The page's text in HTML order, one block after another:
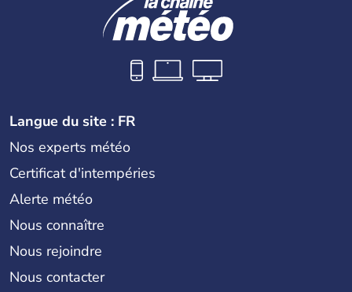
Langue du site : FR
Nos experts météo
Certificat d'intempéries
Alerte météo
Nous connaître
Nous rejoindre
Nous contacter